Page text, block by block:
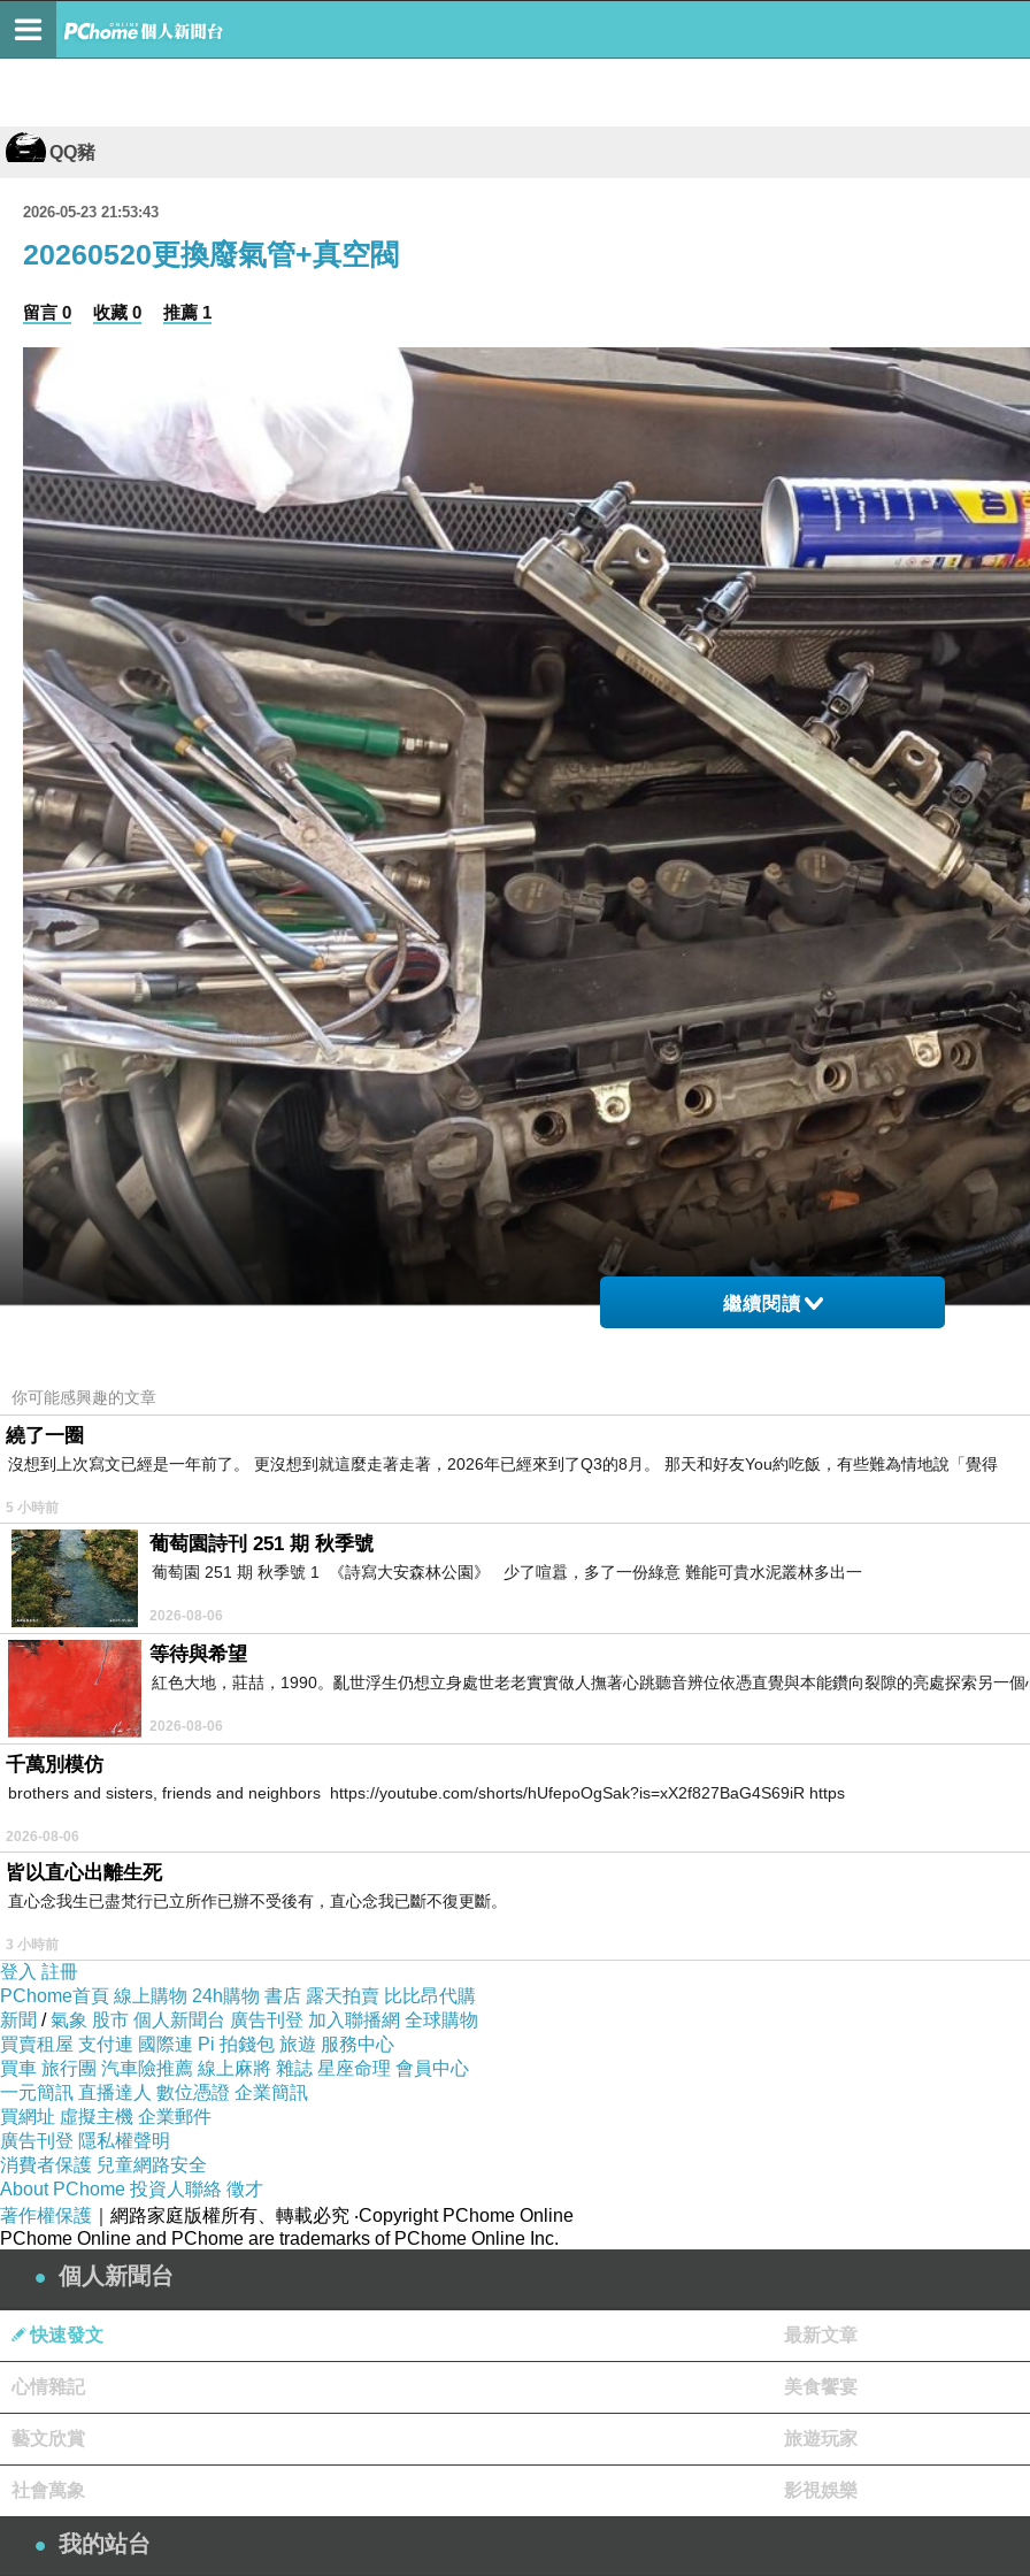
QQ豬
2026-05-23 21:53:43
20260520更換廢氣管+真空閥
留言 0 收藏 0 推薦 1
繼續閱讀
你可能感興趣的文章
繞了一圈
沒想到上次寫文已經是一年前了。 更沒想到就這麼走著走著，2026年已經來到了Q3的8月。 那天和好友You約吃飯，有些難為情地說「覺得
5 小時前
葡萄園詩刊 251 期 秋季號
葡萄園 251 期 秋季號 1 《詩寫大安森林公園》 少了喧囂，多了一份綠意 難能可貴水泥叢林多出一
2026-08-06
等待與希望
紅色大地，莊喆，1990。亂世浮生仍想立身處世老老實實做人撫著心跳聽音辨位依憑直覺與本能鑽向裂隙的亮處探索另一
2026-08-06
千萬別模仿
brothers and sisters, friends and neighbors https://youtube.com/shorts/hUfepoOgSak?is=xX2f827BaG4S69iR https
2026-08-06
皆以直心出離生死
直心念我生已盡梵行已立所作已辦不受後有，直心念我已斷不復更斷。
3 小時前
登入 註冊
PChome首頁 線上購物 24h購物 書店 露天拍賣 比比昂代購
新聞 /氣象 股市 個人新聞台 廣告刊登 加入聯播網 全球購物
買賣租屋 支付連 國際連 Pi 拍錢包 旅遊 服務中心
買車 旅行團 汽車險推薦 線上麻將 雜誌 星座命理 會員中心
一元簡訊 直播達人 數位憑證 企業簡訊
買網址 虛擬主機 企業郵件
廣告刊登 隱私權聲明
消費者保護 兒童網路安全
About PChome 投資人聯絡 徵才
著作權保護 ｜網路家庭版權所有、轉載必究 ‧Copyright PChome Online
PChome Online and PChome are trademarks of PChome Online Inc.
個人新聞台
快速發文 最新文章
心情雜記 美食饗宴
藝文欣賞 旅遊玩家
社會萬象 影視娛樂
我的站台